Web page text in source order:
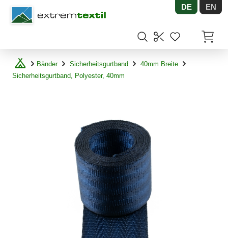
Shopware DE EN
Bänder Sicherheitsgurtband
40mm Breite
Sicherheitsgurtband, Polyester, 40mm